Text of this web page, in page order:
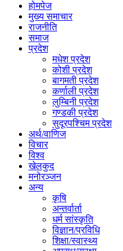
होमपेज
मुख्य समाचार
राजनीति
समाज
प्रदेश
मधेश प्रदेश
कोशी प्रदेश
बागमती प्रदेश
कर्णाली प्रदेश
लुम्बिनी प्रदेश
गण्डकी प्रदेश
सुदूरपश्चिम प्रदेश
अर्थ/वाणिज
विचार
विश्व
खेलकुद
मनोरञ्जन
अन्य
कृषि
अन्तर्वार्ता
धर्म सांस्कृति
विज्ञान/प्रविधि
शिक्षा/स्वास्थ्य